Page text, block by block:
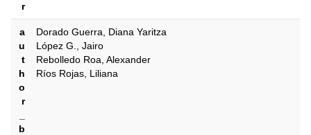
r
a
u
t
h
o
r
b
Dorado Guerra, Diana Yaritza
López G., Jairo
Rebolledo Roa, Alexander
Ríos Rojas, Liliana